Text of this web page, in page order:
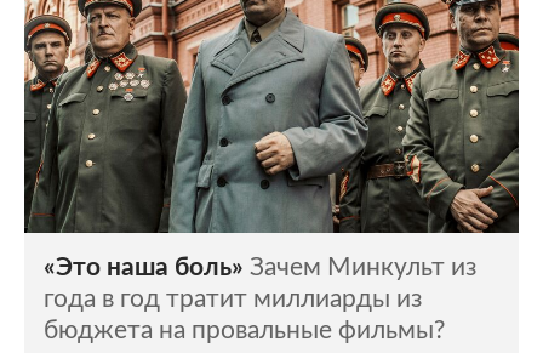
«Это наша боль» Зачем Минкульт из
года в год тратит миллиарды из
бюджета на провальные фильмы?